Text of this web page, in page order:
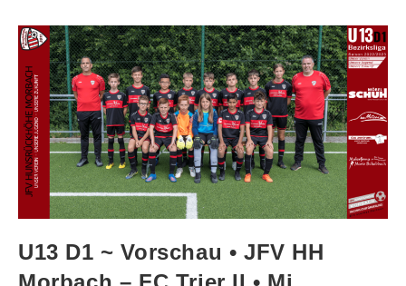
U13 D1 ~ Vorschau • JFV HH